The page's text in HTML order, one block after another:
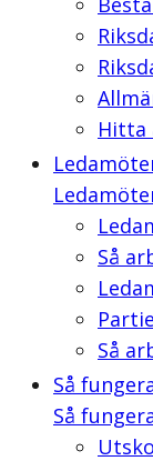
Hitta
Så
Så
Så
Så